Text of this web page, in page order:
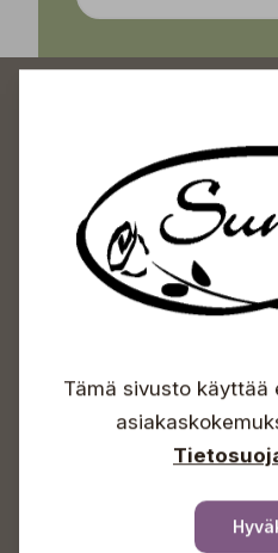
Sundin
Avoinna
Sunnuntaisin Itsepalvelu
Info & vaihde
+358 50 388 9592
Tämä sivusto käyttää